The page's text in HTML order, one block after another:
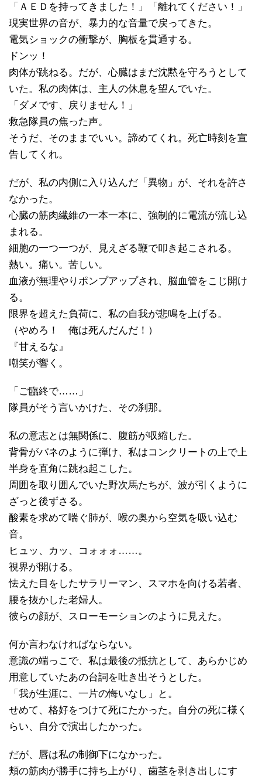
「ＡＥＤを持ってきました！」「離れてください！」
現実世界の音が、暴力的な音量で戻ってきた。
電気ショックの衝撃が、胸板を貫通する。
ドンッ！
肉体が跳ねる。だが、心臓はまだ沈黙を守ろうとして
いた。私の肉体は、主人の休息を望んでいた。
「ダメです、戻りません！」
救急隊員の焦った声。
そうだ、そのままでいい。諦めてくれ。死亡時刻を宣
告してくれ。
だが、私の内側に入り込んだ「異物」が、それを許さ
なかった。
心臓の筋肉繊維の一本一本に、強制的に電流が流し込
まれる。
細胞の一つ一つが、見えざる鞭で叩き起こされる。
熱い。痛い。苦しい。
血液が無理やりポンプアップされ、脳血管をこじ開け
る。
限界を超えた負荷に、私の自我が悲鳴を上げる。
（やめろ！ 俺は死んだんだ！）
『甘えるな』
嘲笑が響く。
「ご臨終で……」
隊員がそう言いかけた、その刹那。
私の意志とは無関係に、腹筋が収縮した。
背骨がバネのように弾け、私はコンクリートの上で上
半身を直角に跳ね起こした。
周囲を取り囲んでいた野次馬たちが、波が引くように
ざっと後ずさる。
酸素を求めて喘ぐ肺が、喉の奥から空気を吸い込む
音。
ヒュッ、カッ、コォォォ……。
視界が開ける。
怯えた目をしたサラリーマン、スマホを向ける若者、
腰を抜かした老婦人。
彼らの顔が、スローモーションのように見えた。
何か言わなければならない。
意識の端っこで、私は最後の抵抗として、あらかじめ
用意していたあの台詞を吐き出そうとした。
「我が生涯に、一片の悔いなし」と。
せめて、格好をつけて死にたかった。自分の死に様く
らい、自分で演出したかった。
だが、唇は私の制御下になかった。
頬の筋肉が勝手に持ち上がり、歯茎を剥き出しにす